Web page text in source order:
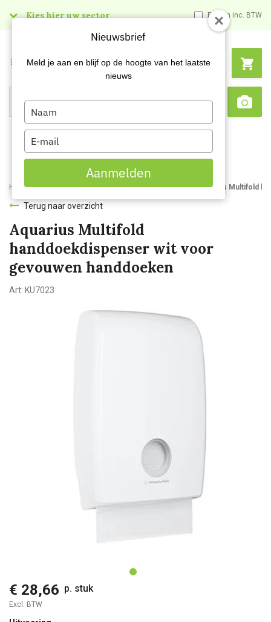
Kies hier uw sector Prijzen inc. BTW
Search
Menu
Home Webshop Dispensers Handdoekdispensers Aquarius Multifold
Terug naar overzicht
Aquarius Multifold
handdoekdispenser wit voor
gevouwen handdoeken
Art: KU7023
€ 28,66 p. stuk
Excl. BTW
Nieuwsbrief
Meld je aan en blijf op de hoogte van het laatste
nieuws
Type
your
name
Type
your
email
Aanmelden